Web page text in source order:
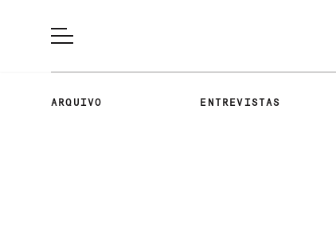
ARQUIVO ENTREVISTAS